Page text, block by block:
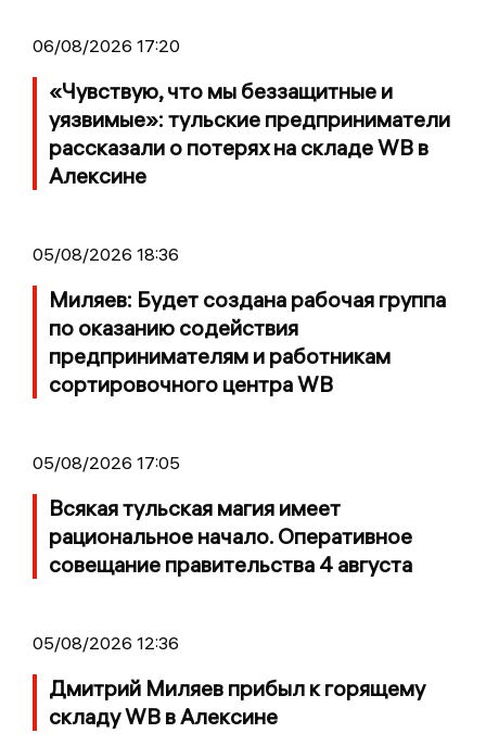
06/08/2026 17:20
«Чувствую, что мы беззащитные и
уязвимые»: тульские предприниматели
рассказали о потерях на складе WB в
Алексине
05/08/2026 18:36
Миляев: Будет создана рабочая группа
по оказанию содействия
предпринимателям и работникам
сортировочного центра WB
05/08/2026 17:05
Всякая тульская магия имеет
рациональное начало. Оперативное
совещание правительства 4 августа
05/08/2026 12:36
Дмитрий Миляев прибыл к горящему
складу WB в Алексине